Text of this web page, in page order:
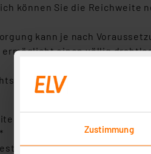
Zustimmung
können Sie die Reichweite
kann je nach
ermöglicht einen völlig
steuert die
bis zu